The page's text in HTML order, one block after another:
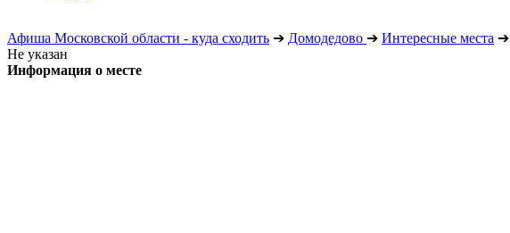
Афиша Московской области - куда сходить ➔ Домодедово ➔ Интересные места ➔
Не указан
Информация о месте